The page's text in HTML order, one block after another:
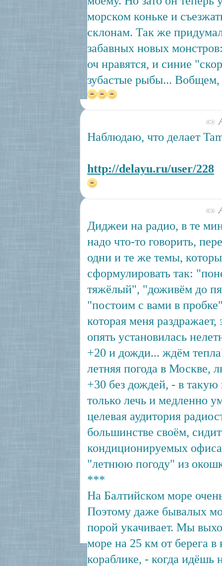
морском коньке и
склонам. Так же
забавных новых
оч нравятся, и синие
зубастые рыбы... Вобщем,
Наблюдаю, что делает
http://delayu.ru/user/228
Диджеи на радио, в те
надо что-то говорить,
одни и те же темы,
сформулировать так:
тяжёлый", "доживём до
"постоим с вами в
которая меня
опять установилась
+20 и дожди... ждём
летняя погода в Москве,
+30 без дождей, - в
только лечь и медленно
целевая аудитория
большинстве своём,
кондиционируемых
"летнюю погоду" из
***
На Балтийском море
Поэтому даже бывалых
порой укачивает. Мы
море на 25 км от берега
кораблике, - когда идёшь